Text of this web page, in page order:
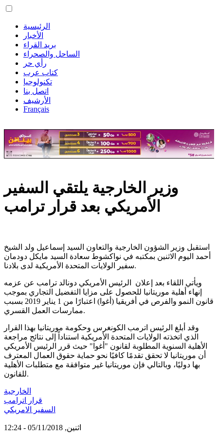
الرئيسية
الأخبار
بريد القراء
الساحل والصحراء
رأي حر
كتاب عرب
تكنولوجيا
اتصل بنا
الأرشيف
Français
وزير الخارجية يلتقي السفير
الأمريكي بعد قرار ترامب
استقبل وزير الشؤون الخارجية والتعاون السيد إسماعيل ولد الشيخ
أحمد اليوم الاثنين بمكتبه في نواكشوط سعادة السيد مايكل دودمان
سفير الولايات المتحدة الأمريكية لدى بلادنا.
ويأتي اللقاء بعد إعلان الرئيس الأمريكي دونالد ترامب عن عزمه
إنهاء أهلية موريتانيا للحصول على مزايا التفضيل التجاري بموجب
قانون النمو والفرص في أفريقيا (أغوا) اعتبارًا من 1 يناير 2019 بسبب
ممارسات العمل القسري.
وقد أبلغ الرئيس اترمب الكونغرس وحكومة موريتانيا بهذا القرار
الذي اتخذته الولايات المتحدة الأمريكية استناداً إلى نتائج مراجعة
الأهلية السنوية المطلوبة لقانون "أغوا" حيث قرر الرئيس الأمريكي
أن موريتانيا لا تحقق تقدمًا كافيًا نحو حماية حقوق العمال المعترف
بها دوليًا، وبالتالي فإن موريتانيا غير متوافقة مع متطلبات الأهلية
للقانون.
الخارجية
قرار اترامب
السفير الامريكي
اثنين, 05/11/2018 - 12:24